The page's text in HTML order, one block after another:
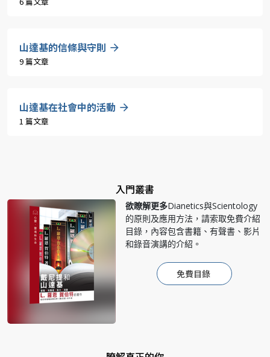
山達基的信條與守則
9 篇文章
山達基在社會中的活動
1 篇文章
入門叢書
欲瞭解更多Dianetics與Scientology
的原則及應用方法，請索取免費介紹
目錄，內容包含書籍、有聲書、影片
和錄音演講的介紹。
免費目錄